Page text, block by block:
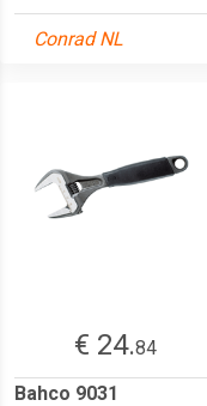
Conrad NL
€ 24.84
Bahco 9031